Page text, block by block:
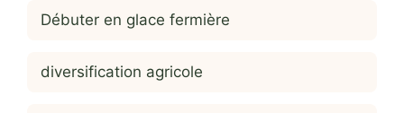
Débuter en glace fermière
diversification agricole